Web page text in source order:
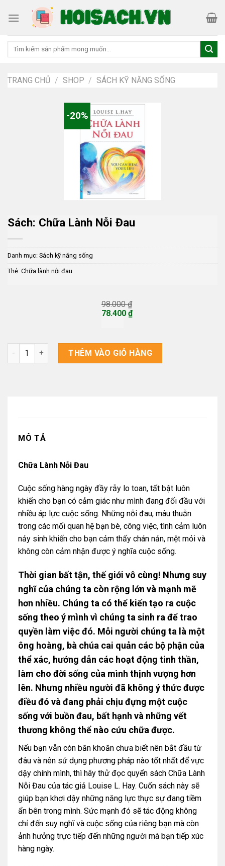
Tìm
TRANG CHỦ / SHOP / SÁCH KỸ NĂNG SỐNG
-20%
Sách: Chữa Lành Nỗi Đau
Danh mục: Sách kỹ năng sống
Thẻ: Chữa lành nỗi đau
98.000₫
Giá
78.400 ₫
là:
78.400 ₫.
Sách: Chữa Lành Nỗi Đau số lượng
THÊM VÀO GIỎ HÀNG
MÔ TẢ
Chữa Lành Nỗi Đau
Cuộc sống hàng ngày đầy rẫy lo toan, tất bật luôn
khiến cho bạn có cảm giác như mình đang đối đầu với
nhiều áp lực cuộc sống. Những nỗi đau, mâu thuẫn
trong các mối quan hệ bạn bè, công việc, tình cảm luôn
nảy sinh khiến cho bạn cảm thấy chán nản, mệt mỏi và
không còn cảm nhận được ý nghĩa cuộc sống.
Thời gian bất tận, thế giới vô cùng! Nhưng suy
nghĩ của chúng ta còn rộng lớn và mạnh mẽ
hơn nhiều. Chúng ta có thể kiến tạo ra cuộc
sống theo ý mình vì chúng ta sinh ra để trao
quyền làm việc đó. Mỗi người chúng ta là một
ông hoàng, bà chúa cai quản các bộ phận của
thể xác, hướng dẫn các hoạt động tinh thần,
làm cho đời sống của mình thịnh vượng hơn
lên. Nhưng nhiều người đã không ý thức được
điều đó và đang phải chịu đựng một cuộc
sống với buồn đau, bất hạnh và những vết
thương không thể nào cứu chữa được.
Nếu bạn vẫn còn băn khoăn chưa biết nên bắt đầu từ
đâu và nên sử dụng phương pháp nào tốt nhất để vực
dậy chính mình, thì hãy thử đọc quyển sách Chữa Lành
Nỗi Đau của tác giả Louise L. Hay. Cuốn sách này sẽ
giúp bạn khơi dậy những năng lực thực sự đang tiềm
ẩn bên trong mình. Sức mạnh đó sẽ tác động không
chỉ đến suy nghĩ và cuộc sống của riêng bạn mà còn
ảnh hưởng trực tiếp đến những người mà bạn tiếp xúc
hàng ngày.